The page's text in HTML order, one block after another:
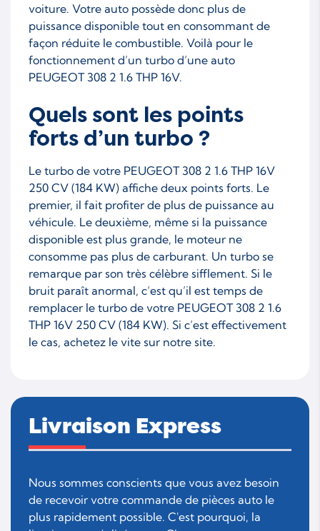
voiture. Votre auto possède donc plus de
puissance disponible tout en consommant de
façon réduite le combustible. Voilà pour le
fonctionnement d’un turbo d’une auto
PEUGEOT 308 2 1.6 THP 16V.
Quels sont les points
forts d’un turbo ?
Le turbo de votre PEUGEOT 308 2 1.6 THP 16V
250 CV (184 KW) affiche deux points forts. Le
premier, il fait profiter de plus de puissance au
véhicule. Le deuxième, même si la puissance
disponible est plus grande, le moteur ne
consomme pas plus de carburant. Un turbo se
remarque par son très célèbre sifflement. Si le
bruit paraît anormal, c’est qu’il est temps de
remplacer le turbo de votre PEUGEOT 308 2 1.6
THP 16V 250 CV (184 KW). Si c’est effectivement
le cas, achetez le vite sur notre site.
Livraison Express
Nous sommes conscients que vous avez besoin
de recevoir votre commande de pièces auto le
plus rapidement possible. C'est pourquoi, la